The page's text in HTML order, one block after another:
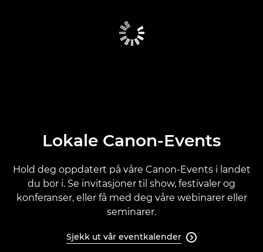
Lokale Canon-Events
Hold deg oppdatert på våre Canon-Events i landet
du bor i. Se invitasjoner til show, festivaler og
konferanser, eller få med deg våre webinarer eller
seminarer.
Sjekk ut vår eventkalender 